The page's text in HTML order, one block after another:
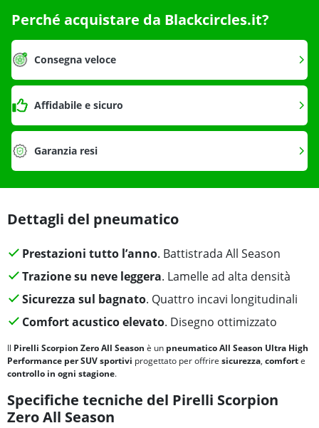
Perché acquistare da Blackcircles.it?
Consegna veloce
Affidabile e sicuro
Garanzia resi
Dettagli del pneumatico
Prestazioni tutto l’anno. Battistrada All Season
Trazione su neve leggera. Lamelle ad alta densità
Sicurezza sul bagnato. Quattro incavi longitudinali
Comfort acustico elevato. Disegno ottimizzato
Il Pirelli Scorpion Zero All Season è un pneumatico All Season Ultra High
Performance per SUV sportivi progettato per offrire sicurezza, comforte
controllo in ogni stagione.
Specifiche tecniche del Pirelli Scorpion
Zero All Season